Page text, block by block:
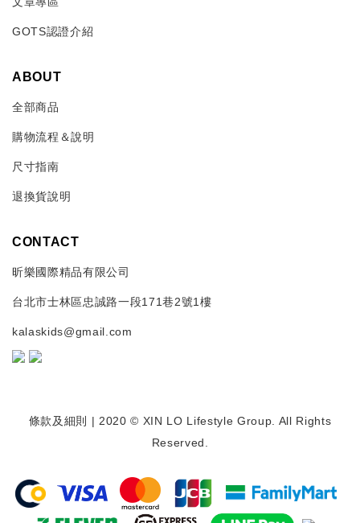
GOTS認證介紹
ABOUT
全部商品
購物流程＆說明
尺寸指南
退換貨說明
CONTACT
昕樂國際精品有限公司
台北市士林區忠誠路一段171巷2號1樓
kalaskids@gmail.com
條款及細則
| 2020 © XIN LO Lifestyle Group. All Rights
Reserved.